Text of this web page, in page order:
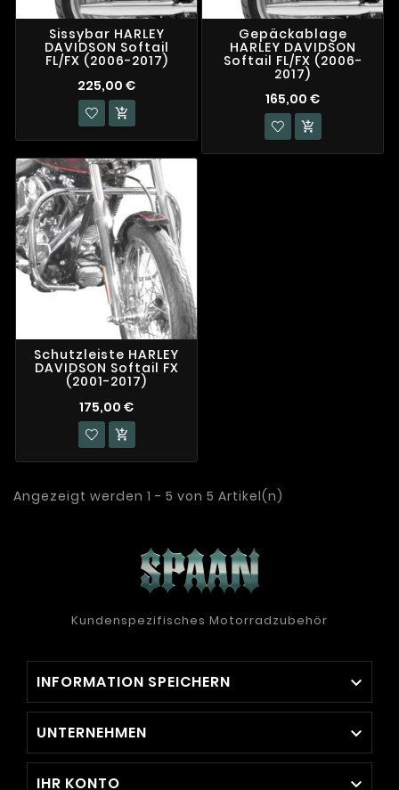
Sissybar HARLEY
DAVIDSON Softail
FL/FX (2006-2017)
225,00 €

Gepäckablage
HARLEY DAVIDSON
Softail FL/FX (2006-
2017)
165,00 €

Schutzleiste HARLEY
DAVIDSON Softail FX
(2001-2017)
175,00 €

Angezeigt werden 1 - 5 von 5 Artikel(n)
Kundenspezifisches Motorradzubehör
INFORMATION SPEICHERN 
UNTERNEHMEN 
IHR KONTO 